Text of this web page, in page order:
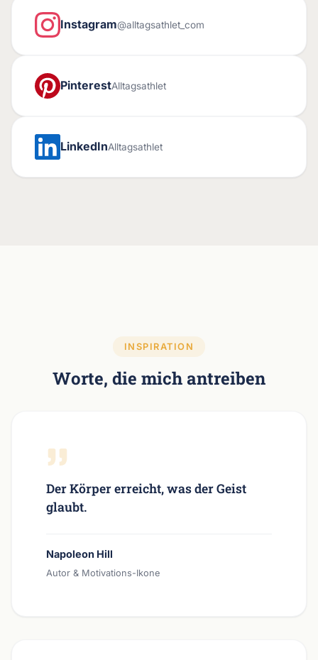
Instagram@alltagsathlet_com
PinterestAlltagsathlet
LinkedInAlltagsathlet
INSPIRATION
Worte, die mich antreiben
Der Körper erreicht, was der Geist
glaubt.
Napoleon Hill
Autor & Motivations-Ikone